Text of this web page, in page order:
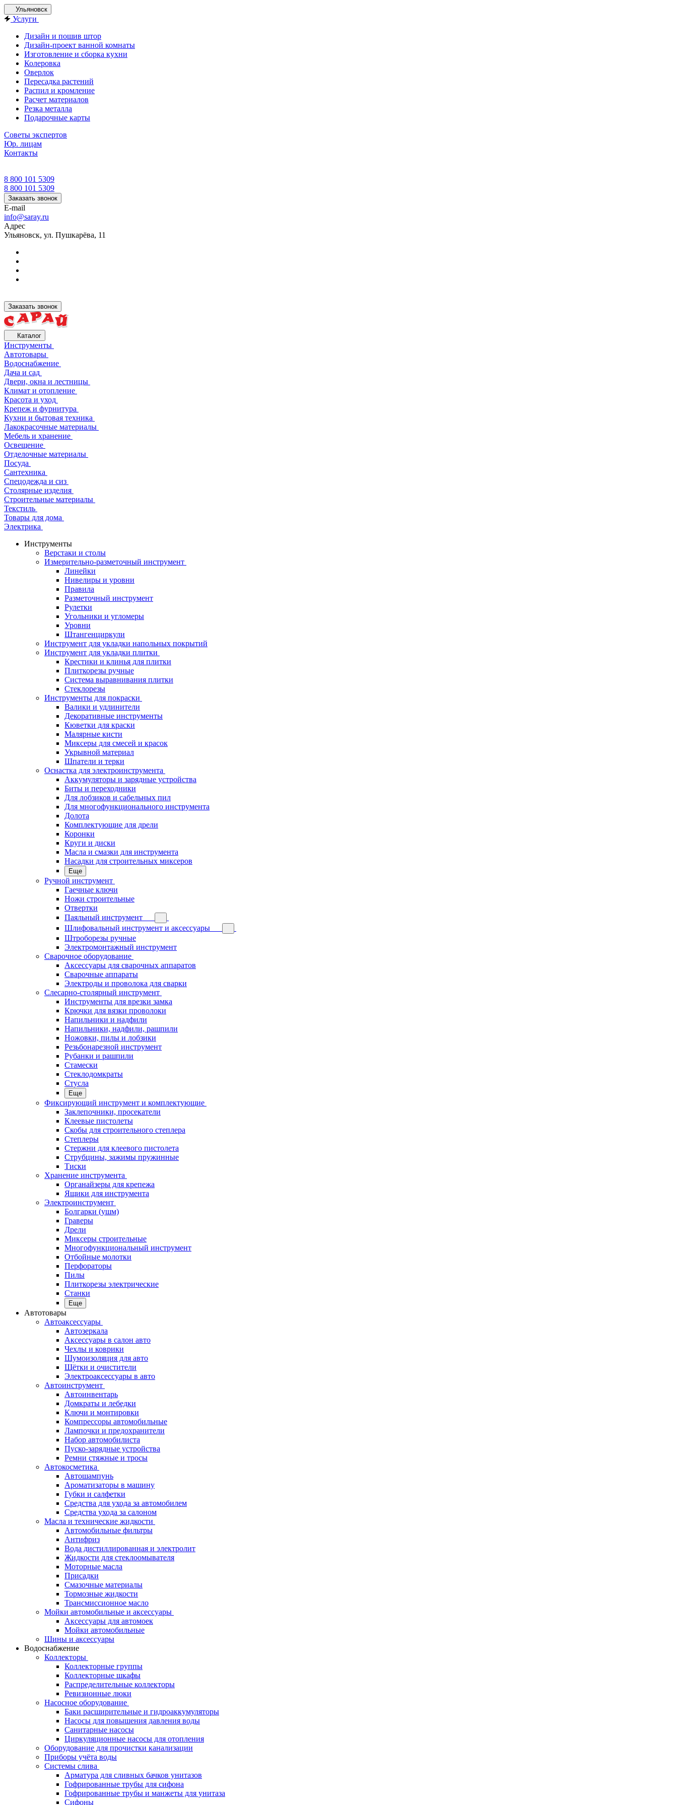
Ульяновск
Услуги
Дизайн и пошив штор
Дизайн-проект ванной комнаты
Изготовление и сборка кухни
Колеровка
Оверлок
Пересадка растений
Распил и кромление
Расчет материалов
Резка металла
Подарочные карты
Советы экспертов
Юр. лицам
Контакты
8 800 101 5309
8 800 101 5309
Заказать звонок
E-mail
info@saray.ru
Адрес
Ульяновск, ул. Пушкарёва, 11
Заказать звонок
Каталог
Инструменты
Автотовары
Водоснабжение
Дача и сад
Двери, окна и лестницы
Климат и отопление
Красота и уход
Крепеж и фурнитура
Кухни и бытовая техника
Лакокрасочные материалы
Мебель и хранение
Освещение
Отделочные материалы
Посуда
Сантехника
Спецодежда и сиз
Столярные изделия
Строительные материалы
Текстиль
Товары для дома
Электрика
Инструменты
Верстаки и столы
Измерительно-разметочный инструмент
Линейки
Нивелиры и уровни
Правила
Разметочный инструмент
Рулетки
Угольники и угломеры
Уровни
Штангенциркули
Инструмент для укладки напольных покрытий
Инструмент для укладки плитки
Крестики и клинья для плитки
Плиткорезы ручные
Система выравнивания плитки
Стеклорезы
Инструменты для покраски
Валики и удлинители
Декоративные инструменты
Кюветки для краски
Малярные кисти
Миксеры для смесей и красок
Укрывной материал
Шпатели и терки
Оснастка для электроинструмента
Аккумуляторы и зарядные устройства
Биты и переходники
Для лобзиков и сабельных пил
Для многофункционального инструмента
Долота
Комплектующие для дрели
Коронки
Круги и диски
Масла и смазки для инструмента
Насадки для строительных миксеров
Еще
Ручной инструмент
Гаечные ключи
Ножи строительные
Отвертки
Паяльный инструмент
Шлифовальный инструмент и аксессуары
Штроборезы ручные
Электромонтажный инструмент
Сварочное оборудование
Аксессуары для сварочных аппаратов
Сварочные аппараты
Электроды и проволока для сварки
Слесарно-столярный инструмент
Инструменты для врезки замка
Крючки для вязки проволоки
Напильники и надфили
Напильники, надфили, рашпили
Ножовки, пилы и лобзики
Резьбонарезной инструмент
Рубанки и рашпили
Стамески
Стеклодомкраты
Стусла
Еще
Фиксирующий инструмент и комплектующие
Заклепочники, просекатели
Клеевые пистолеты
Скобы для строительного степлера
Степлеры
Стержни для клеевого пистолета
Струбцины, зажимы пружинные
Тиски
Хранение инструмента
Органайзеры для крепежа
Ящики для инструмента
Электроинструмент
Болгарки (ушм)
Граверы
Дрели
Миксеры строительные
Многофункциональный инструмент
Отбойные молотки
Перфораторы
Пилы
Плиткорезы электрические
Станки
Еще
Автотовары
Автоаксессуары
Автозеркала
Аксессуары в салон авто
Чехлы и коврики
Шумоизоляция для авто
Щётки и очистители
Электроаксессуары в авто
Автоинструмент
Автоинвентарь
Домкраты и лебедки
Ключи и монтировки
Компрессоры автомобильные
Лампочки и предохранители
Набор автомобилиста
Пуско-зарядные устройства
Ремни стяжные и тросы
Автокосметика
Автошампунь
Ароматизаторы в машину
Губки и салфетки
Средства для ухода за автомобилем
Средства ухода за салоном
Масла и технические жидкости
Автомобильные фильтры
Антифриз
Вода дистиллированная и электролит
Жидкости для стеклоомывателя
Моторные масла
Присадки
Смазочные материалы
Тормозные жидкости
Трансмиссионное масло
Мойки автомобильные и аксессуары
Аксессуары для автомоек
Мойки автомобильные
Шины и аксессуары
Водоснабжение
Коллекторы
Коллекторные группы
Коллекторные шкафы
Распределительные коллекторы
Ревизионные люки
Насосное оборудование
Баки расширительные и гидроаккумуляторы
Насосы для повышения давления воды
Санитарные насосы
Циркуляционные насосы для отопления
Оборудование для прочистки канализации
Приборы учёта воды
Системы слива
Арматура для сливных бачков унитазов
Гофрированные трубы для сифона
Гофрированные трубы и манжеты для унитаза
Сифоны